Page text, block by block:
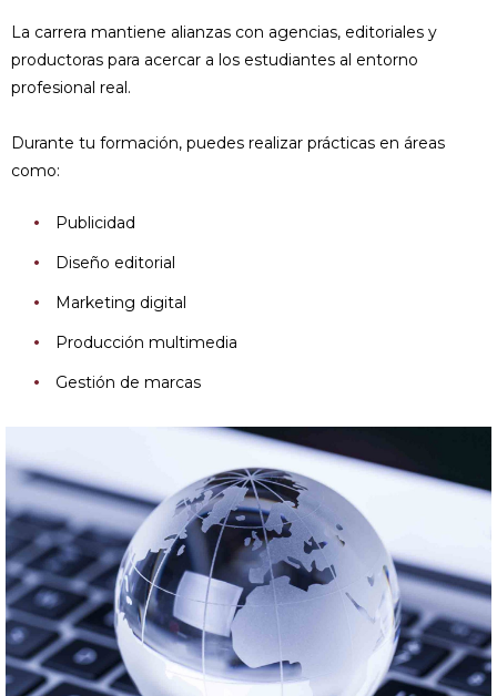
La carrera mantiene alianzas con agencias, editoriales y
productoras para acercar a los estudiantes al entorno
profesional real.
Durante tu formación, puedes realizar prácticas en áreas
como:
Publicidad
Diseño editorial
Marketing digital
Producción multimedia
Gestión de marcas